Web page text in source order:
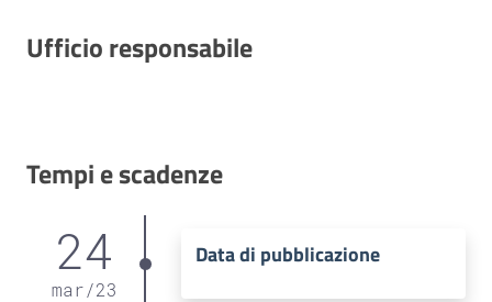
Ufficio responsabile
Tempi e scadenze
24
mar/23
Data di pubblicazione